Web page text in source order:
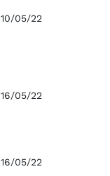
10/05/22
16/05/22
16/05/22